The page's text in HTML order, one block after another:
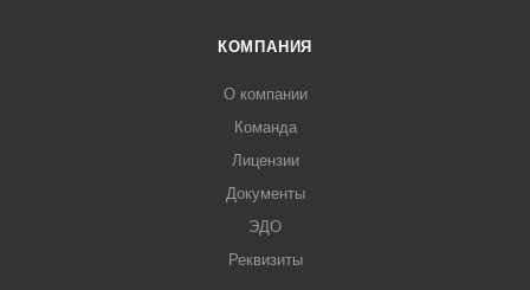
КОМПАНИЯ
О компании
Команда
Лицензии
Документы
ЭДО
Реквизиты